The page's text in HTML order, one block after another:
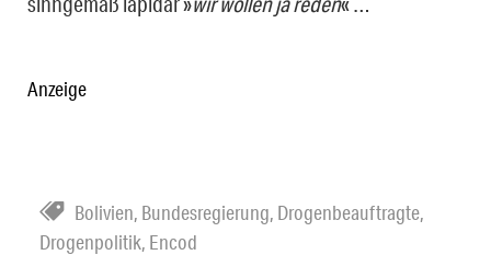
Anzeige
Bolivien, Bundesregierung, Drogenbeauftragte,
Drogenpolitik, Encod